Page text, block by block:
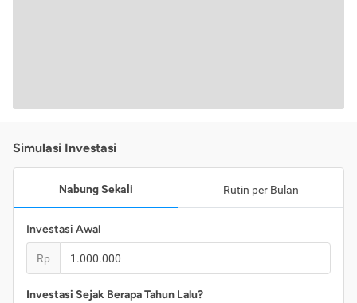
Simulasi Investasi
Nabung Sekali Rutin per Bulan
Investasi Awal
Rp
Investasi Sejak Berapa Tahun Lalu?